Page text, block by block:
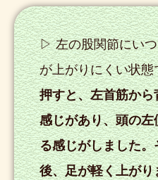
▷ 左の股関節にい
が上がりにくい状態
押すと、左首筋か
感じがあり、頭の
る感じがしました
後、足が軽く上がり